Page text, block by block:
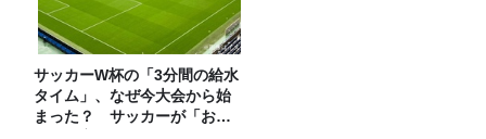
サッカーW杯の「3分間の給水
タイム」、なぜ今大会から始
まった？ サッカーが「お